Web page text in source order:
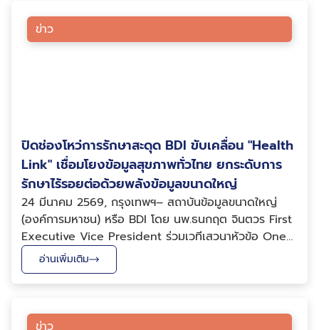
ข่าว
ปิดช่องโหว่การรักษาสะดุด BDI ขับเคลื่อน "Health
Link" เชื่อมโยงข้อมูลสุขภาพทั่วไทย ยกระดับการ
รักษาไร้รอยต่อด้วยพลังข้อมูลขนาดใหญ่
24 มีนาคม 2569, กรุงเทพฯ– สถาบันข้อมูลขนาดใหญ่
(องค์การมหาชน) หรือ BDI โดย นพ.ธนกฤต จินตวร First
Executive Vice President ร่วมเวทีเสวนาหัวข้อ One
Health Data, One Health City เชื่อมโยงข้อมูลสุขภาพสู่
มหานครสุขภาวะ ภายในงานสัมมนาวิชาการประจำปี สำนัก
การแพทย์ ครั้งที่ 22 ด้วยแนวคิด “Healthy City F...
อ่านเพิ่มเติม
ข่าว